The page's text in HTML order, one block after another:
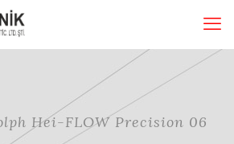
Hei-FLOW Precision 06